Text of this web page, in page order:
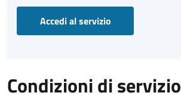
Accedi al servizio
Condizioni di servizio